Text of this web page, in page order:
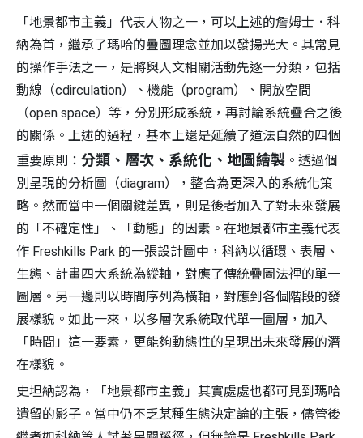
「地景都市主義」代表人物之一，可以上述的詹姆士．科
納為首，繼承了瑪哈的疊圖理念並加以發揚光大。其常見
的操作手法之一，是將與人文相關活動先逐一分類，包括
動線（cdirculation）、機能（program）、開放空間
（open space）等，分別形成系統，再討論系統疊合之後
的關係。上述的過程，基本上還是延續了道法自然的四個
重要原則： 分類、層次、系統化、地圖繪製 。透過個
別呈現的分析圖（diagram），整合為更深入的系統化策
略。然而當中一個關鍵差異，則是後者加入了對未來發展
的「不確定性」、「動態」的因素。在地景都市主義代表
作 Freshkills Park 的一張設計圖中，科納以循環、表層、
生態、計畫四大系統為縱軸，對應了傳統疊圖法裡的單一
圖層。另一邊則以時間序列為橫軸，對應到各個階段的發
展樣貌。如此一來，以多層次系統取代單一圖層，加入
「時間」這一要素，更能夠動態性的呈現出未來發展的潛
在樣貌。
史坦納認為，「地景都市主義」其實處處也都可見到瑪哈
遺留的影子。當中仍不乏某種生態決定論的主張，儘管後